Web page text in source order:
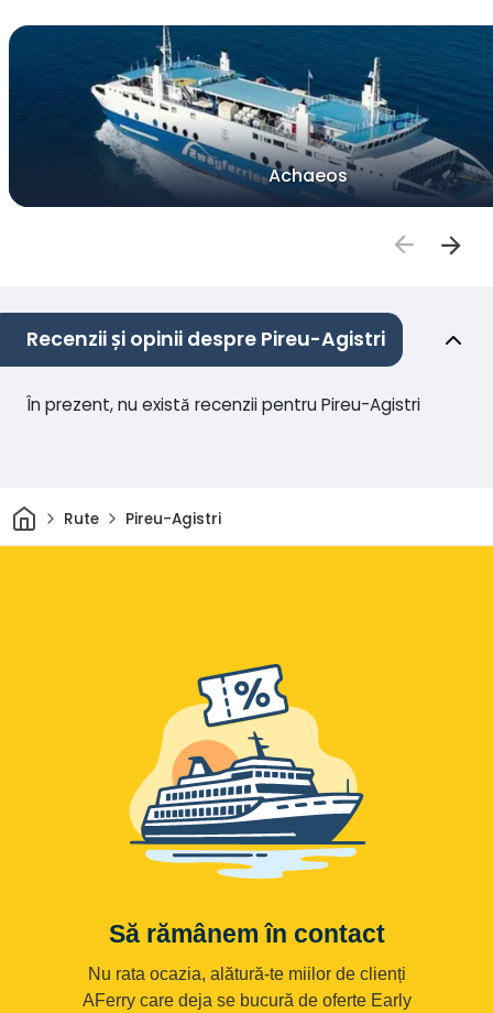
Achaeos
Recenzii și opinii despre Pireu-Agistri
În prezent, nu există recenzii pentru Pireu-Agistri
AcasăRute Pireu-Agistri
Să rămânem în contact
Nu rata ocazia, alătură-te miilor de clienți
AFerry care deja se bucură de oferte Early